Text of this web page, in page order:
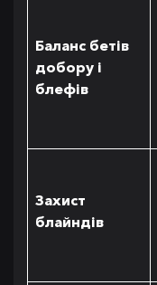
Баланс бетів
добору і
блефів
Захист
блайндів